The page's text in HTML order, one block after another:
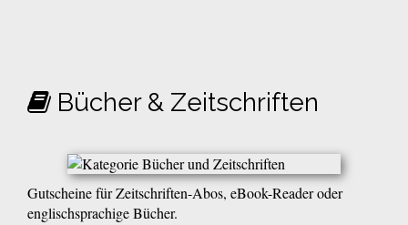
Bücher & Zeitschriften
Gutscheine für Zeitschriften-Abos, eBook-Reader oder
englischsprachige Bücher.